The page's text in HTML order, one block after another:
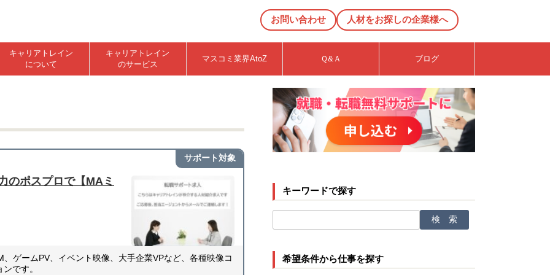
お問い合わせ 人材をお探しの企業様へ
キャリアトレイン
について
キャリアトレイン
のサービス
マスコミ業界AtoZ Ｑ&Ａ ブログ
サポート対象
のポスプロで【MAミ
ゲームPV、イベント映像、大手企業VPなど、各種映像コ
です。
キーワードで探す
希望条件から仕事を探す